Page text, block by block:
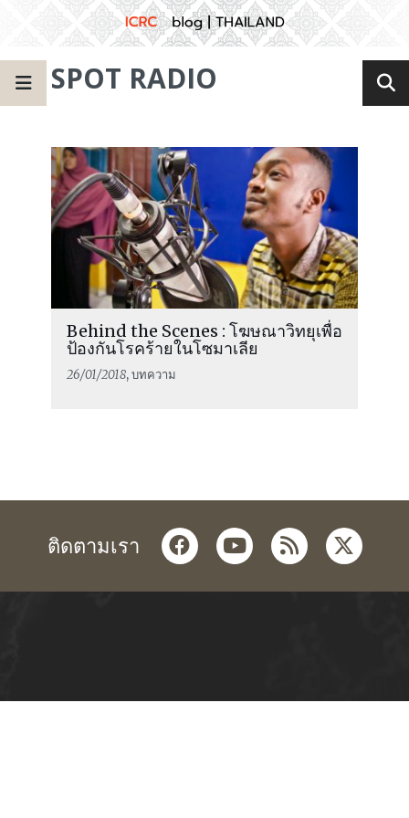
SPOT RADIO
Behind the Scenes : โฆษณาวิทยุเพื่อ
ป้องกันโรคร้ายในโซมาเลีย
26/01/2018, บทความ
ติดตามเรา facebookyoutube
rss twitter